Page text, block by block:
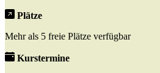
Plätze
Mehr als 5 freie Plätze verfügbar
Kurstermine